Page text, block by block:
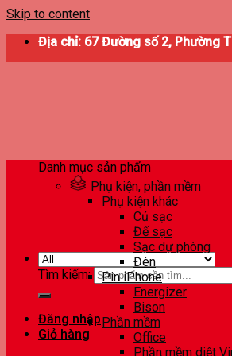
Skip to content
Địa chỉ: 67 Đường số 2, Phường
Tìm kiếm:
Đăng nhập
Giỏ hàng
Danh mục sản phẩm
Phụ kiện, phần mềm
Phụ kiện khác
Củ sạc
Đế sạc
Sạc dự phòng
Đèn
Pin iPhone
Energizer
Bison
Phần mềm
Office
Phần mềm diệt